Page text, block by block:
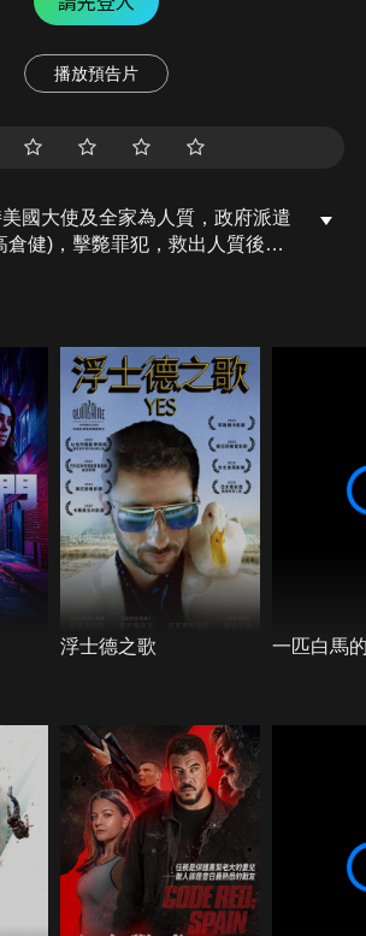
播放預告片
國大使及全家為人質，政府派遣
倉健)，擊斃罪犯，救出人質後迅
情曝光，動員追捕秋澤。逃亡中
秋澤，背著里子的遺體，獨自衝
……
浮士德之歌 一匹白馬